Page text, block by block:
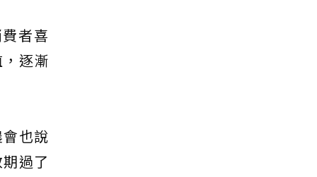
者喜
逐漸
也說
過了